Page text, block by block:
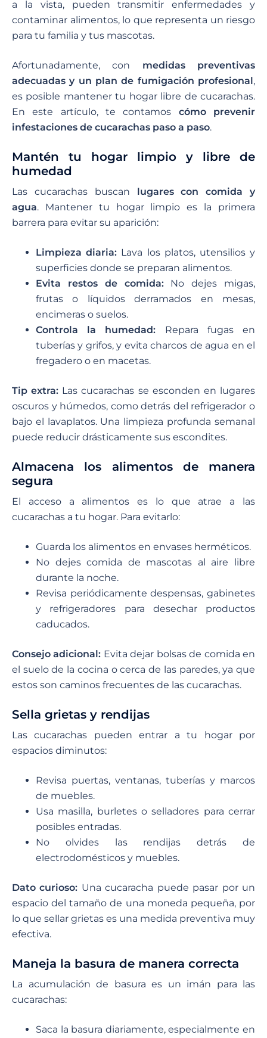
a la vista, pueden transmitir enfermedades y
contaminar alimentos, lo que representa un riesgo
para tu familia y tus mascotas.
Afortunadamente, con medidas preventivas
adecuadas y un plan de fumigación profesional,
es posible mantener tu hogar libre de cucarachas.
En este artículo, te contamos cómo prevenir
infestaciones de cucarachas paso a paso.
Mantén tu hogar limpio y libre de
humedad
Las cucarachas buscan lugares con comida y
agua. Mantener tu hogar limpio es la primera
barrera para evitar su aparición:
Limpieza diaria: Lava los platos, utensilios y
superficies donde se preparan alimentos.
Evita restos de comida:No dejes migas,
frutas o líquidos derramados en mesas,
encimeras o suelos.
Controla la humedad: Repara fugas en
tuberías y grifos, y evita charcos de agua en el
fregadero o en macetas.
Tip extra: Las cucarachas se esconden en lugares
oscuros y húmedos, como detrás del refrigerador o
bajo el lavaplatos. Una limpieza profunda semanal
puede reducir drásticamente sus escondites.
Almacena los alimentos de manera
segura
El acceso a alimentos es lo que atrae a las
cucarachas a tu hogar. Para evitarlo:
Guarda los alimentos en envases herméticos.
No dejes comida de mascotas al aire libre
durante la noche.
Revisa periódicamente despensas, gabinetes
y refrigeradores para desechar productos
caducados.
Consejo adicional: Evita dejar bolsas de comida en
el suelo de la cocina o cerca de las paredes, ya que
estos son caminos frecuentes de las cucarachas.
Sella grietas y rendijas
Las cucarachas pueden entrar a tu hogar por
espacios diminutos:
Revisa puertas, ventanas, tuberías y marcos
de muebles.
Usa masilla, burletes o selladores para cerrar
posibles entradas.
No olvides las rendijas detrás de
electrodomésticos y muebles.
Dato curioso: Una cucaracha puede pasar por un
espacio del tamaño de una moneda pequeña, por
lo que sellar grietas es una medida preventiva muy
efectiva.
Maneja la basura de manera correcta
La acumulación de basura es un imán para las
cucarachas:
Saca la basura diariamente, especialmente en